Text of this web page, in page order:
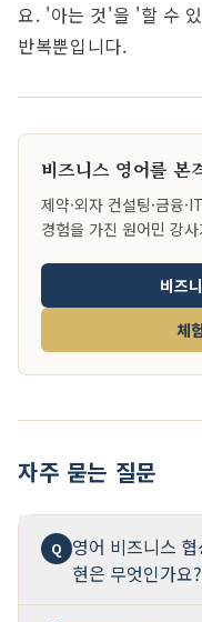
요. '아는 것'을 '할 수
반복뿐입니다.
비즈니스 영어를 본
제약·외자 컨설팅·금융
경험을 가진 원어민 강
비즈
체
자주 묻는 질문
Q
영어 비즈니스
현은 무엇인가요?